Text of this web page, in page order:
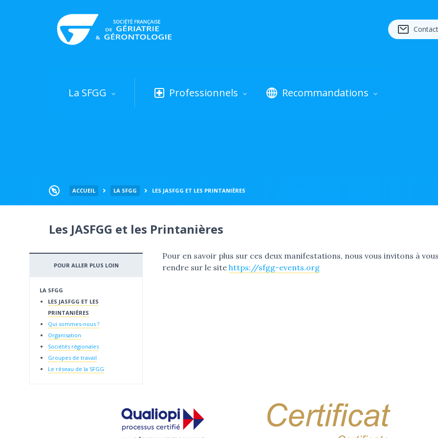
La SFGG Professionnels Recommandations
Contact
ACCUEIL LA SFGG LES JASFGG ET LES PRINTANIÈRES
Les JASFGG et les Printanières
POUR ALLER PLUS LOIN
LA SFGG
LES JASFGG ET LES
PRINTANIÈRES
Qui sommes-nous ?
Organisation
Sociétés régionales
Groupes de travail
Le réseau de la SFGG
Pour en savoir plus sur ces deux manifestations, nous vous invitons à
rendre sur le sitehttps://sfgg-events.org